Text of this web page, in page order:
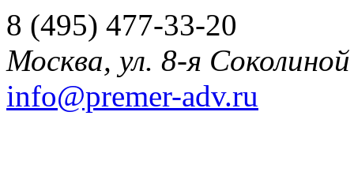
8 (495) 477-33-20
Москва, ул. 8-я
info@premer-adv.ru